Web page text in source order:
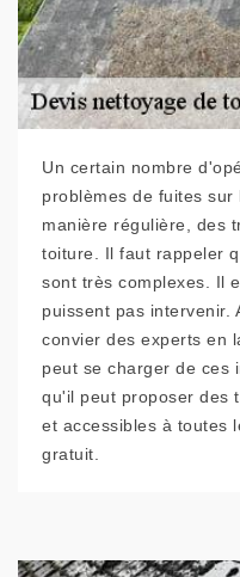
Un certain nombre
problèmes de fuites
manière régulière, des
toiture. Il faut rappeler
sont très complexes. Il
puissent pas intervenir.
convier des experts en
peut se charger de ces
qu'il peut proposer des
et accessibles à toutes
gratuit.